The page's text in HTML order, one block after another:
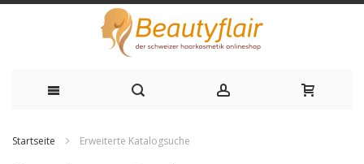
Startseite Erweiterte Katalogsuche